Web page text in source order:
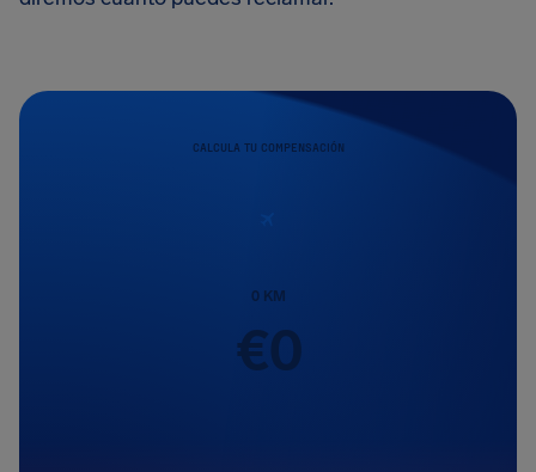
CALCULA TU COMPENSACIÓN
0KM
€0